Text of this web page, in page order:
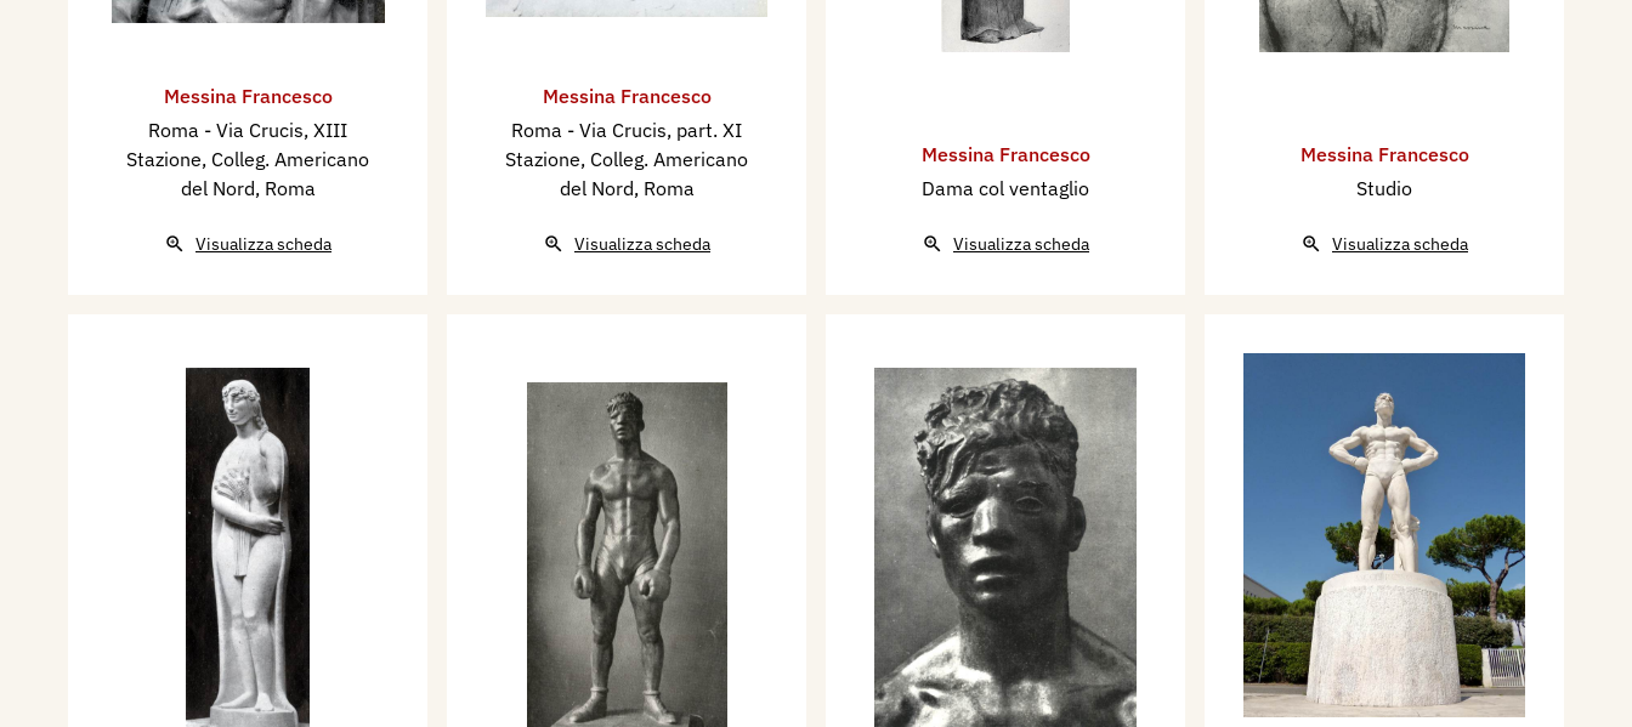
Messina Francesco
Roma - Via Crucis, XIII
Stazione, Colleg. Americano
del Nord, Roma
Visualizza scheda
Messina Francesco
Roma - Via Crucis, part. XI
Stazione, Colleg. Americano
del Nord, Roma
Visualizza scheda
Messina Francesco
Dama col ventaglio
Visualizza scheda
Messina Francesco
Studio
Visualizza scheda